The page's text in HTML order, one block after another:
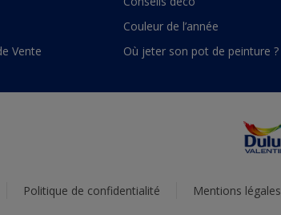
Vente
Couleur de l’année
Où jeter son pot de peinture ?
Politique de confidentialité Mentions légales